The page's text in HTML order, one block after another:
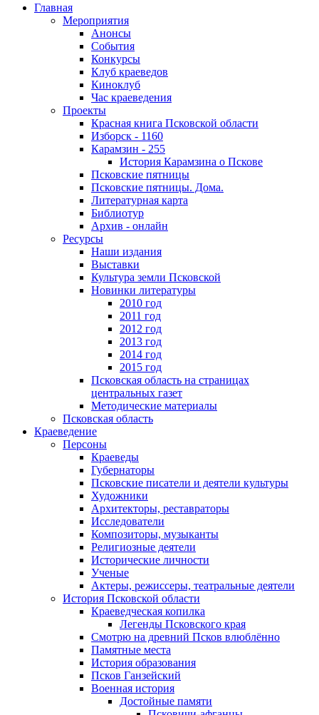
Главная
Мероприятия
Анонсы
События
Конкурсы
Клуб краеведов
Киноклуб
Час краеведения
Проекты
Красная книга Псковской области
Изборск - 1160
Карамзин - 255
История Карамзина о Пскове
Псковские пятницы
Псковские пятницы. Дома.
Литературная карта
Библиотур
Архив - онлайн
Ресурсы
Наши издания
Выставки
Культура земли Псковской
Новинки литературы
2010 год
2011 год
2012 год
2013 год
2014 год
2015 год
Псковская область на страницах
центральных газет
Методические материалы
Псковская область
Краеведение
Персоны
Краеведы
Губернаторы
Псковские писатели и деятели культуры
Художники
Архитекторы, реставраторы
Исследователи
Композиторы, музыканты
Религиозные деятели
Исторические личности
Ученые
Актеры, режиссеры, театральные деятели
История Псковской области
Краеведческая копилка
Легенды Псковского края
Смотрю на древний Псков влюблённо
Памятные места
История образования
Псков Ганзейский
Военная история
Достойные памяти